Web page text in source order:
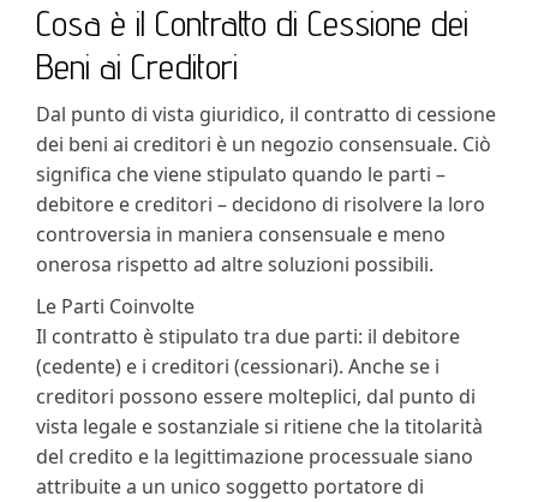
Cosa è il Contratto di Cessione dei
Beni ai Creditori
Dal punto di vista giuridico, il contratto di cessione
dei beni ai creditori è un negozio consensuale. Ciò
significa che viene stipulato quando le parti –
debitore e creditori – decidono di risolvere la loro
controversia in maniera consensuale e meno
onerosa rispetto ad altre soluzioni possibili.
Le Parti Coinvolte
Il contratto è stipulato tra due parti: il debitore
(cedente) e i creditori (cessionari). Anche se i
creditori possono essere molteplici, dal punto di
vista legale e sostanziale si ritiene che la titolarità
del credito e la legittimazione processuale siano
attribuite a un unico soggetto portatore di